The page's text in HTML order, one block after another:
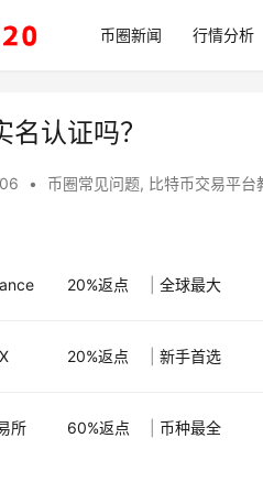
币圈新闻 行情分析
认证吗？
• 币圈常见问题, 比特币交易平台
20%返点 全球最大
20%返点 新手首选
所 60%返点 币种最全